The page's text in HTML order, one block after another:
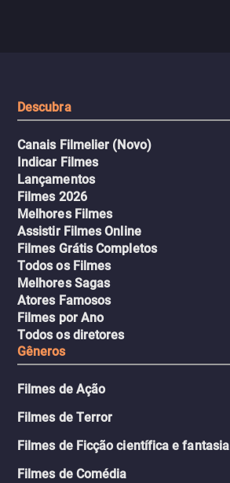
Descubra
Canais Filmelier (Novo)
Indicar Filmes
Lançamentos
Filmes 2026
Melhores Filmes
Assistir Filmes Online
Filmes Grátis Completos
Todos os Filmes
Melhores Sagas
Atores Famosos
Filmes por Ano
Todos os diretores
Gêneros
Filmes de Ação
Filmes de Terror
Filmes de Ficção científica e fantasia
Filmes de Comédia